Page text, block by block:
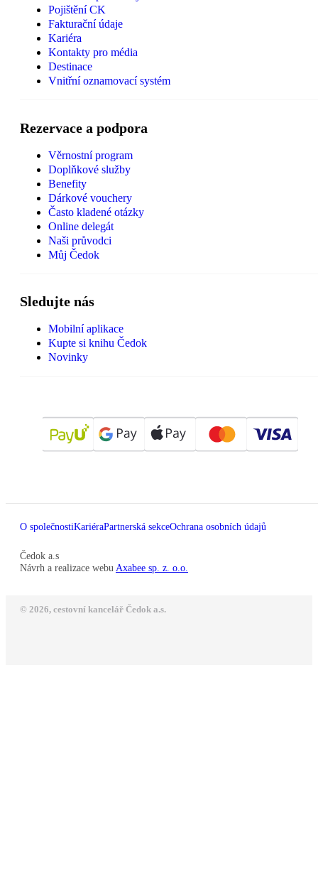
Pojištění CK
Fakturační údaje
Kariéra
Kontakty pro média
Destinace
Vnitřní oznamovací systém
Rezervace a podpora
Věrnostní program
Doplňkové služby
Benefity
Dárkové vouchery
Často kladené otázky
Online delegát
Naši průvodci
Můj Čedok
Sledujte nás
Mobilní aplikace
Kupte si knihu Čedok
Novinky
O společnostiKariéraPartnerská sekceOchrana osobních údajů
Čedok a.s
Návrh a realizace webu Axabee sp. z. o.o.
© 2026, cestovní kancelář Čedok a.s.